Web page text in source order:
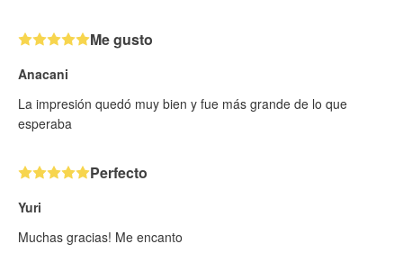
Me gusto
Anacani
La impresión quedó muy bien y fue más grande de lo que
esperaba
Perfecto
Yuri
Muchas gracias! Me encanto